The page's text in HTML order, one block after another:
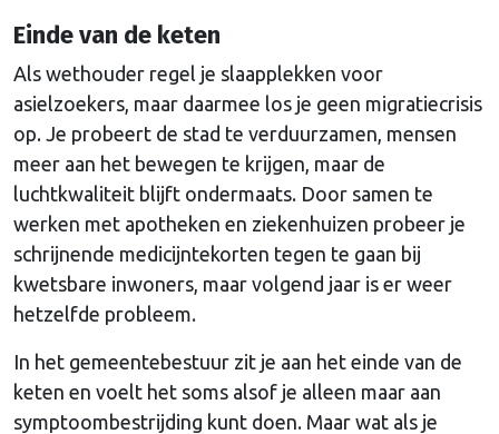
Einde van de keten
Als wethouder regel je slaapplekken voor
asielzoekers, maar daarmee los je geen migratiecrisis
op. Je probeert de stad te verduurzamen, mensen
meer aan het bewegen te krijgen, maar de
luchtkwaliteit blijft ondermaats. Door samen te
werken met apotheken en ziekenhuizen probeer je
schrijnende medicijntekorten tegen te gaan bij
kwetsbare inwoners, maar volgend jaar is er weer
hetzelfde probleem.
In het gemeentebestuur zit je aan het einde van de
keten en voelt het soms alsof je alleen maar aan
symptoombestrijding kunt doen. Maar wat als je